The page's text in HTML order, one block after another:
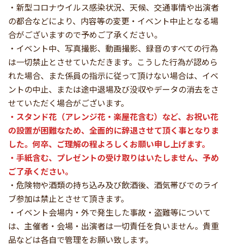
・新型コロナウイルス感染状況、天候、交通事情や出演者
の都合などにより、内容等の変更・イベント中止となる場
合がございますので予めご了承ください。
・イベント中、写真撮影、動画撮影、録音のすべての行為
は一切禁止とさせていただきます。こうした行為が認めら
れた場合、また係員の指示に従って頂けない場合は、イベ
ントの中止、または途中退場及び没収やデータの消去をさ
せていただく場合がございます。
・スタンド花（アレンジ花・楽屋花含む）など、お祝い花
の設置が困難なため、全面的に辞退させて頂く事となりま
した。何卒、ご理解の程よろしくお願い申し上げます。
・手紙含む、プレゼントの受け取りはいたしません、予め
ご了承ください。
・危険物や酒類の持ち込み及び飲酒後、酒気帯びでのライ
ブ参加は禁止とさせて頂きます。
・イベント会場内・外で発生した事故・盗難等について
は、主催者・会場・出演者は一切責任を負いません。貴重
品などは各自で管理をお願い致します。